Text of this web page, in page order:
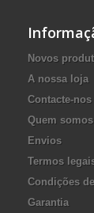
Novos
A nossa loja
Contacte-nos
Quem somos
Envios
Termos
Condições
Garantia